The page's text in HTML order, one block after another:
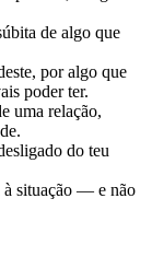
de algo que
por algo que
poder ter.
uma relação,
do teu
à situação — e não